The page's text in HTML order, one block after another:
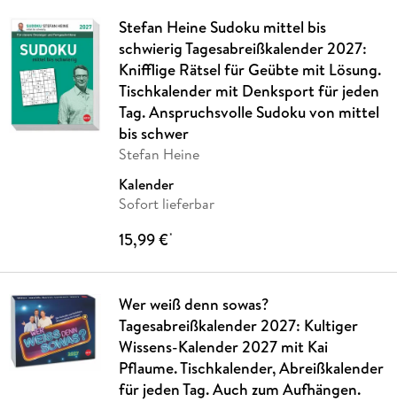
Stefan Heine Sudoku mittel bis
schwierig Tagesabreißkalender 2027:
Knifflige Rätsel für Geübte mit Lösung.
Tischkalender mit Denksport für jeden
Tag. Anspruchsvolle Sudoku von mittel
bis schwer
Stefan Heine
Kalender
Sofort lieferbar
15,99 €*
Wer weiß denn sowas?
Tagesabreißkalender 2027: Kultiger
Wissens-Kalender 2027 mit Kai
Pflaume. Tischkalender, Abreißkalender
für jeden Tag. Auch zum Aufhängen.